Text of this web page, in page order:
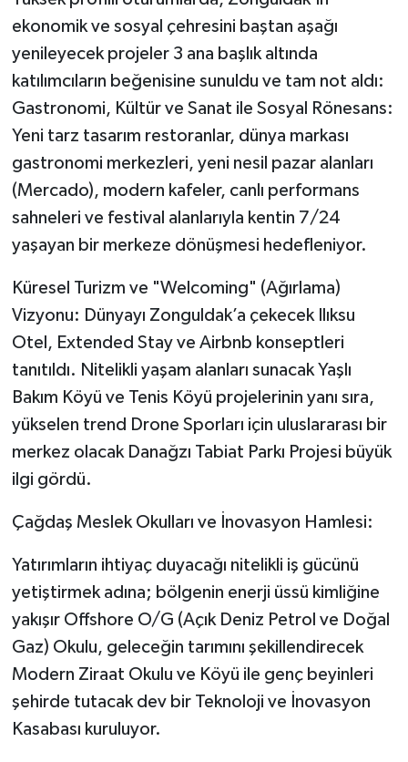
ekonomik ve sosyal çehresini baştan aşağı
yenileyecek projeler 3 ana başlık altında
katılımcıların beğenisine sunuldu ve tam not aldı:
​Gastronomi, Kültür ve Sanat ile Sosyal Rönesans:
Yeni tarz tasarım restoranlar, dünya markası
gastronomi merkezleri, yeni nesil pazar alanları
(Mercado), modern kafeler, canlı performans
sahneleri ve festival alanlarıyla kentin 7/24
yaşayan bir merkeze dönüşmesi hedefleniyor.
​Küresel Turizm ve "Welcoming" (Ağırlama)
Vizyonu: Dünyayı Zonguldak’a çekecek Ilıksu
Otel, Extended Stay ve Airbnb konseptleri
tanıtıldı. Nitelikli yaşam alanları sunacak Yaşlı
Bakım Köyü ve Tenis Köyü projelerinin yanı sıra,
yükselen trend Drone Sporları için uluslararası bir
merkez olacak Danağzı Tabiat Parkı Projesi büyük
ilgi gördü.
Çağdaş Meslek Okulları ve İnovasyon Hamlesi:
Yatırımların ihtiyaç duyacağı nitelikli iş gücünü
yetiştirmek adına; bölgenin enerji üssü kimliğine
yakışır Offshore O/G (Açık Deniz Petrol ve Doğal
Gaz) Okulu, geleceğin tarımını şekillendirecek
Modern Ziraat Okulu ve Köyü ile genç beyinleri
şehirde tutacak dev bir Teknoloji ve İnovasyon
Kasabası kuruluyor.